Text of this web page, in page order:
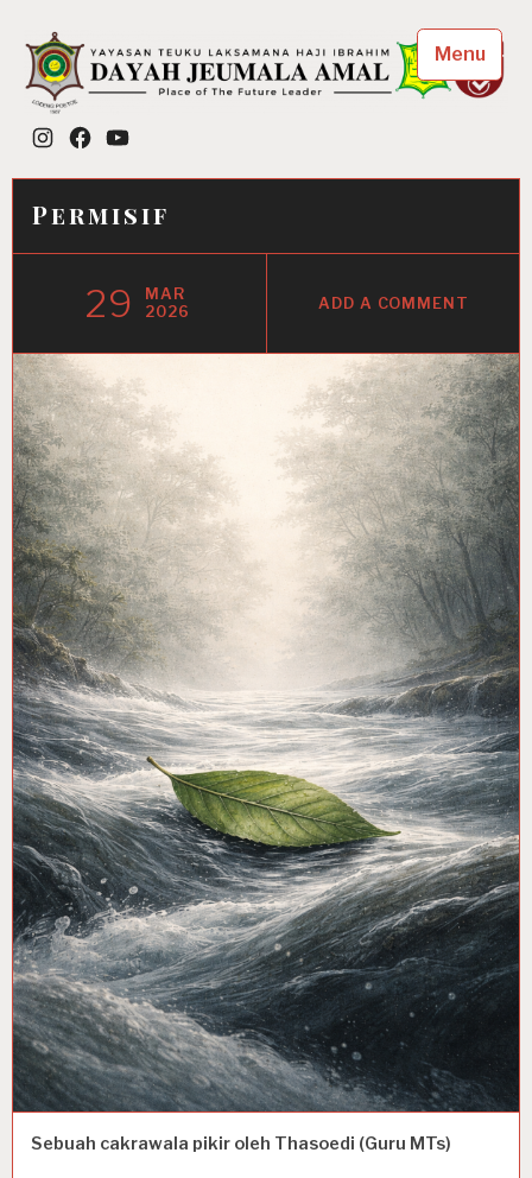
content
Dayah Jeumala Amal
Place of The Future Leader
Instagram
FacebookYouTube
Menu
Permisif
29
MAR
2026
ADD A COMMENT
Sebuah cakrawala pikir oleh Thasoedi (Guru MTs)